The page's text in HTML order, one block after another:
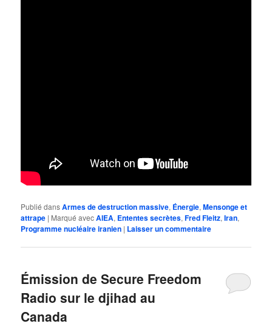
Publié dansArmes de destruction massive, Énergie,Mensonge et
attrape | Marqué avecAIEA, Ententes secrètes,Fred Fleitz,Iran,
Programme nucléaire iranien | Laisser un commentaire
Émission de Secure Freedom
Radio sur le djihad au
Canada